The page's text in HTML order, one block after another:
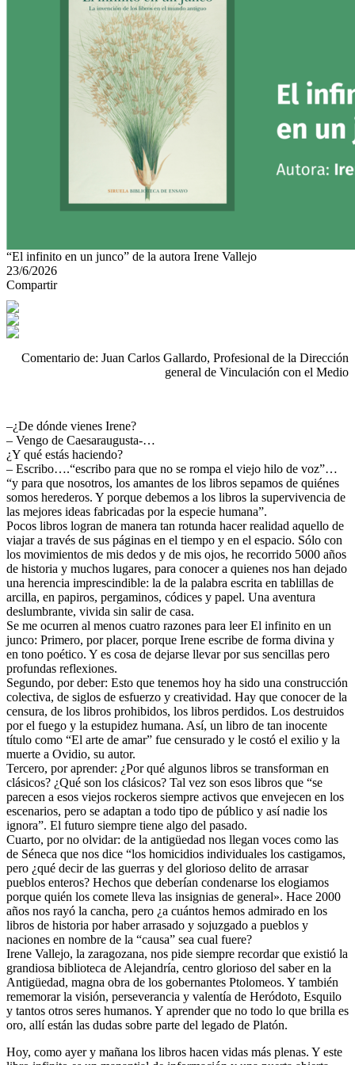
“El infinito en un junco” de la autora Irene Vallejo
23/6/2026
Compartir
Comentario de: Juan Carlos Gallardo, Profesional de la Dirección
general de Vinculación con el Medio
–¿De dónde vienes Irene?
– Vengo de Caesaraugusta-…
¿Y qué estás haciendo?
– Escribo….“escribo para que no se rompa el viejo hilo de voz”…
“y para que nosotros, los amantes de los libros sepamos de quiénes
somos herederos. Y porque debemos a los libros la supervivencia de
las mejores ideas fabricadas por la especie humana”.
Pocos libros logran de manera tan rotunda hacer realidad aquello de
viajar a través de sus páginas en el tiempo y en el espacio. Sólo con
los movimientos de mis dedos y de mis ojos, he recorrido 5000 años
de historia y muchos lugares, para conocer a quienes nos han dejado
una herencia imprescindible: la de la palabra escrita en tablillas de
arcilla, en papiros, pergaminos, códices y papel. Una aventura
deslumbrante, vivida sin salir de casa.
Se me ocurren al menos cuatro razones para leer El infinito en un
junco: Primero, por placer, porque Irene escribe de forma divina y
en tono poético. Y es cosa de dejarse llevar por sus sencillas pero
profundas reflexiones.
Segundo, por deber: Esto que tenemos hoy ha sido una construcción
colectiva, de siglos de esfuerzo y creatividad. Hay que conocer de la
censura, de los libros prohibidos, los libros perdidos. Los destruidos
por el fuego y la estupidez humana. Así, un libro de tan inocente
título como “El arte de amar” fue censurado y le costó el exilio y la
muerte a Ovidio, su autor.
Tercero, por aprender: ¿Por qué algunos libros se transforman en
clásicos? ¿Qué son los clásicos? Tal vez son esos libros que “se
parecen a esos viejos rockeros siempre activos que envejecen en los
escenarios, pero se adaptan a todo tipo de público y así nadie los
ignora”. El futuro siempre tiene algo del pasado.
Cuarto, por no olvidar: de la antigüedad nos llegan voces como las
de Séneca que nos dice “los homicidios individuales los castigamos,
pero ¿qué decir de las guerras y del glorioso delito de arrasar
pueblos enteros? Hechos que deberían condenarse los elogiamos
porque quién los comete lleva las insignias de general». Hace 2000
años nos rayó la cancha, pero ¿a cuántos hemos admirado en los
libros de historia por haber arrasado y sojuzgado a pueblos y
naciones en nombre de la “causa” sea cual fuere?
Irene Vallejo, la zaragozana, nos pide siempre recordar que existió la
grandiosa biblioteca de Alejandría, centro glorioso del saber en la
Antigüedad, magna obra de los gobernantes Ptolomeos. Y también
rememorar la visión, perseverancia y valentía de Heródoto, Esquilo
y tantos otros seres humanos. Y aprender que no todo lo que brilla es
oro, allí están las dudas sobre parte del legado de Platón.
Hoy, como ayer y mañana los libros hacen vidas más plenas. Y este